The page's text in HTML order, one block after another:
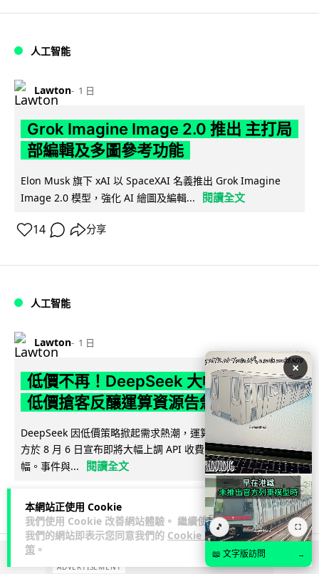
本網站正使用 Cookie
我們使用 Cookie 改善網站體驗。 繼續使用
我們的網站即表示您同意我們的 Cookie 政
策 。
人工智能
Lawton 1 日
Grok Imagine Image 2.0 推出 主打局
部編輯及多圖參考功能
Elon Musk 旗下 xAI 以 SpaceXAI 名義推出 Grok Imagine
Image 2.0 模型，強化 AI 繪圖及編輯...
閱讀全文
14 分享
人工智能
Lawton 1 日
低價不再！DeepSeek 大幅加價在即
低價搶客反釀運算資源告急
DeepSeek 因低價策略掀起需求熱潮，運算資源不勝負荷，官
方於 8 月 6 日宣布即將大幅上調 API 收費，惟未公布具體加
幅。事件與...
閱讀全文
69 20
ADVERTISEMENT
×
🎵 ⛶
📖 文字版訪問 →